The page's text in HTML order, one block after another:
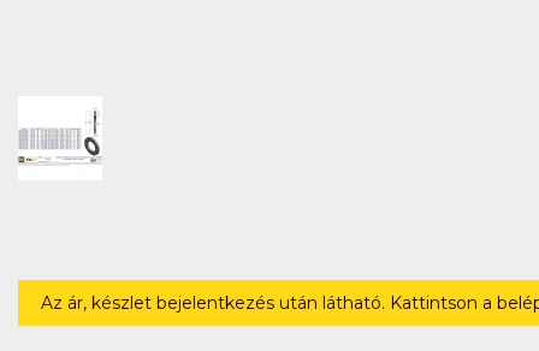
Az ár, készlet bejelentkezés után látható. Kattintson a